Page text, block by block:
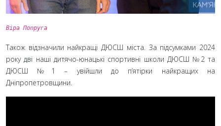
Віра Попруга
Також відзначили найкращі ДЮСШ міста. За підсумками 2024
року дві наші дитячо-юнацькі спортивні школи ДЮСШ №2 та
ДЮСШ №1 – увійшли до п’ятірки найкращих на
Дніпропетровщини.